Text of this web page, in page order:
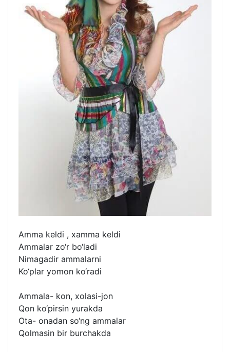
Amma keldi , xamma keldi
Ammalar zo‘r bo‘ladi
Nimagadir ammalarni
Ko‘plar yomon ko‘radi
Ammala- kon, xolasi-jon
Qon ko‘pirsin yurakda
Ota- onadan so‘ng ammalar
Qolmasin bir burchakda